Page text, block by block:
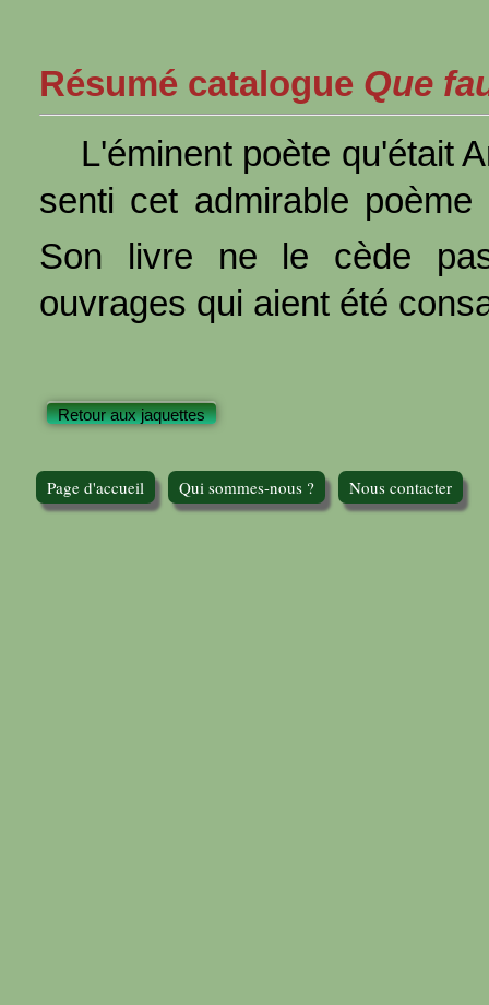
Résumé catalogue Que
L'éminent poète qu'était
senti cet admirable poème
Son livre ne le cède
ouvrages qui aient été
Retour aux jaquettes
Page d'accueil Qui sommes-nous ? Nous contacter